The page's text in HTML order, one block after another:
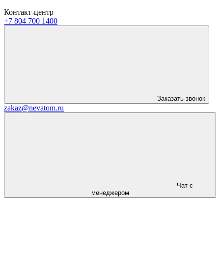
Контакт-центр
+7 804 700 1400
Заказать звонок
zakaz@nevatom.ru
Чат с
менеджером